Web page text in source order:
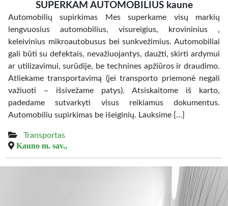
SUPERKAM AUTOMOBILIUS kaune
Automobilių supirkimas Mes superkame visų markių
lengvuosius automobilius, visureigius, krovininius ,
keleivinius mikroautobusus bei sunkvežimius. Automobiliai
gali būti su defektais, nevažiuojantys, daužti, skirti ardymui
ar utilizavimui, surūdije, be technines apžiūros ir draudimo.
Atliekame transportavimą (jei transporto priemonė negali
važiuoti – išsivežame patys). Atsiskaitome iš karto,
padedame sutvarkyti visus reikiamus dokumentus.
Automobiliu supirkimas be išeiginių. Lauksime […]
Transportas
Kauno m. sav.,